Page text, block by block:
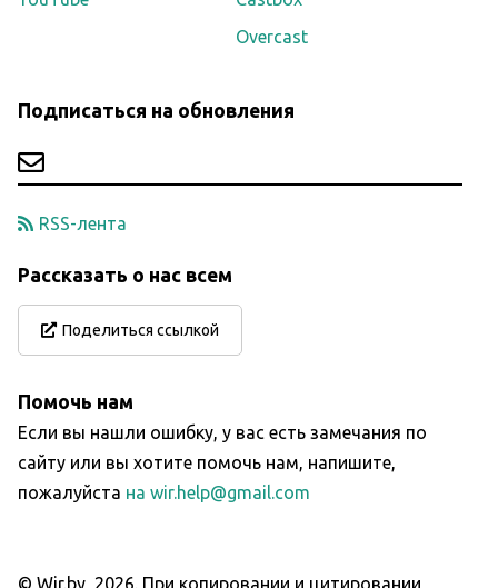
Overcast
Подписаться на обновления
RSS-лента
Рассказать о нас всем
Поделиться ссылкой
Помочь нам
Если вы нашли ошибку, у вас есть замечания по
сайту или вы хотите помочь нам, напишите,
пожалуйста на wir.help@gmail.com
© Wir.by, 2026 При копировании и цитировании